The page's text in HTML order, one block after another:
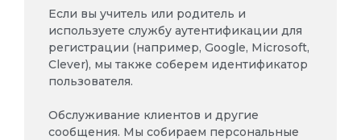
Если вы учитель или родитель и
используете службу аутентификации для
регистрации (например, Google, Microsoft,
Clever), мы также соберем идентификатор
пользователя.
Обслуживание клиентов и другие
сообщения. Мы собираем персональные